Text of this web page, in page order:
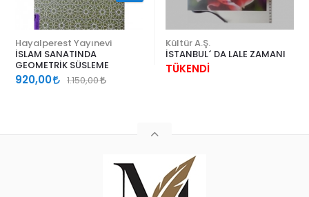
Hayalperest Yayınevi
İSLAM SANATINDA
GEOMETRİK SÜSLEME
920,00 1.150,00
Kültür A.Ş.
İSTANBUL´ DA LALE ZAMANI
TÜKENDİ